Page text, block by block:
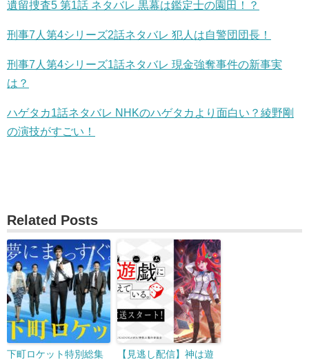
遺留捜査5 第1話 ネタバレ 黒幕は鑑定士の園田！？
刑事7人第4シリーズ2話ネタバレ 犯人は自警団団長！
刑事7人第4シリーズ1話ネタバレ 現金強奪事件の新事実
は？
ハゲタカ1話ネタバレ NHKのハゲタカより面白い？綾野剛
の演技がすごい！
Related Posts
下町ロケット特別総集
【見逃し配信】神は遊